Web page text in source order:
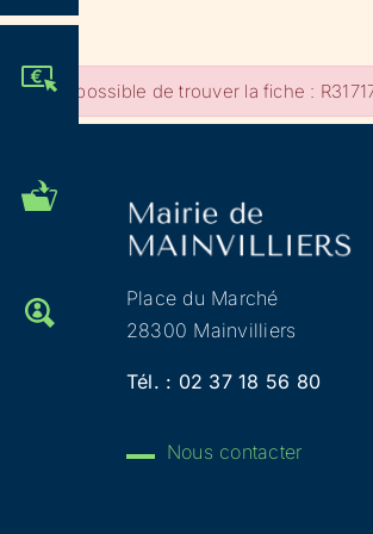
ADMINISTRATIVES
OFFRES D'EMPLOI
Impossible de trouver la fiche :
Place du Marché
28300 Mainvilliers
Tél. : 02 37 18 56 80
Nous contacter